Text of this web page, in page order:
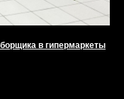
в гипермаркеты